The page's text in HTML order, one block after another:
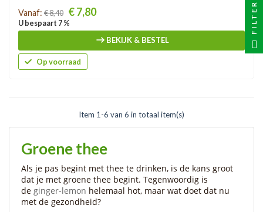
Prijs
Vanaf: € 8,40 € 7,80
U bespaart 7 %
BEKIJK & BESTEL
Op voorraad
Item 1-6 van 6 in totaal item(s)
Groene thee
Als je pas begint met thee te drinken, is de kans groot
dat je met groene thee begint. Tegenwoordig is
de ginger-lemon helemaal hot, maar wat doet dat nu
met de gezondheid?
FILTER